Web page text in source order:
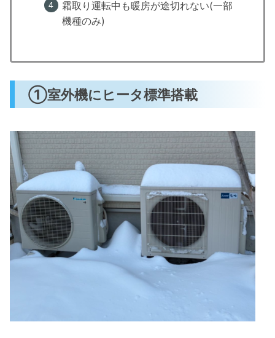
霜取り運転中も暖房が途切れない(一部
機種のみ)
①室外機にヒータ標準搭載